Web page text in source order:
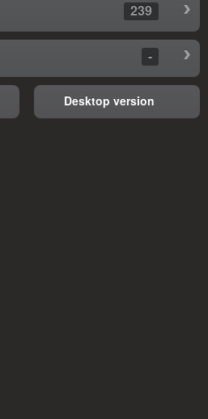
239
-
Desktop version